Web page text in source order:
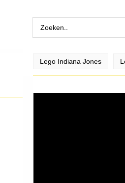
Lego Indiana Jones